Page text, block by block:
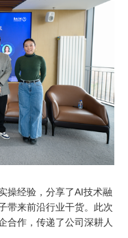
操经验，分享了AI技术融
带来前沿行业干货。此次
合作，传递了公司深耕人